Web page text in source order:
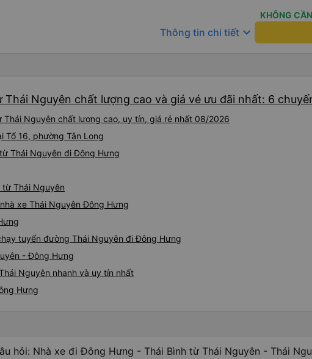
KHÔNG
Thông tin chi tiết keyboard_arrow_down
Nguyên chất lượng cao và giá vé ưu đãi nhất: 6
Nguyên chất lượng cao, uy tín, giá rẻ nhất 08/2026
Tổ 16, phường Tân Long
Thái Nguyên đi Đông Hưng
Thái Nguyên
xe Thái Nguyên Đông Hưng
tuyến đường Thái Nguyên đi Đông Hưng
- Đông Hưng
Nguyên nhanh và uy tín nhất
Hưng
hỏi: Nhà xe đi Đông Hưng - Thái Bình từ Thái Nguyên - Thái